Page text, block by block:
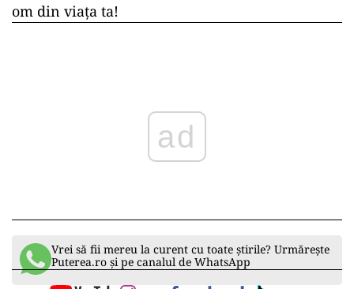
om din viața ta!
ad
Vrei să fii mereu la curent cu toate știrile? Urmărește
Puterea.ro și pe canalul de WhatsApp